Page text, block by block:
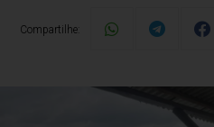
Compartilhe: